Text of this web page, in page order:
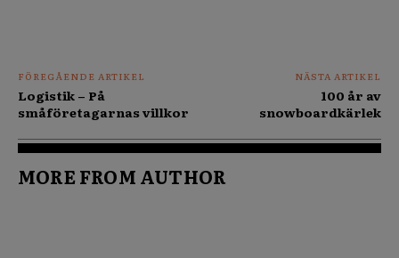
FÖREGÅENDE ARTIKEL
Logistik – På
småföretagarnas villkor
NÄSTA ARTIKEL
100 år av
snowboardkärlek
MORE FROM AUTHOR